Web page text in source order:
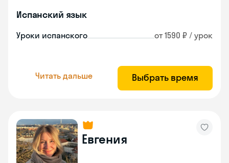
Испанский язык
Уроки испанского от 1590 ₽ / урок
Читать дальше Выбрать время
Евгения